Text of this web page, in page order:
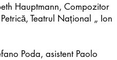
Hauptmann, Compozitor
Teatrul Național „ Ion
Poda, asistent Paolo